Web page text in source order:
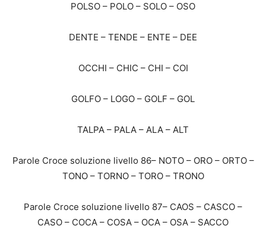
POLSO – POLO – SOLO – OSO
DENTE – TENDE – ENTE – DEE
OCCHI – CHIC – CHI – COI
GOLFO – LOGO – GOLF – GOL
TALPA – PALA – ALA – ALT
Parole Croce soluzione livello 86– NOTO – ORO – ORTO –
TONO – TORNO – TORO – TRONO
Parole Croce soluzione livello 87– CAOS – CASCO –
CASO – COCA – COSA – OCA – OSA – SACCO